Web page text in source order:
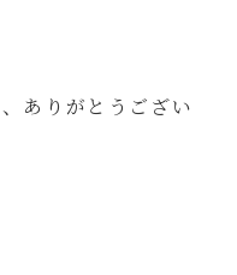
ありがとうござい